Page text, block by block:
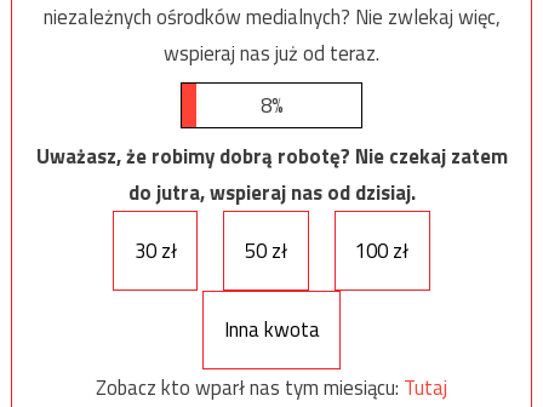
niezależnych ośrodków medialnych? Nie zwlekaj więc,
wspieraj nas już od teraz.
8%
Uważasz, że robimy dobrą robotę? Nie czekaj zatem
do jutra, wspieraj nas od dzisiaj.
30 zł
50 zł 100 zł
Inna kwota
Zobacz kto wparł nas tym miesiącu: Tutaj